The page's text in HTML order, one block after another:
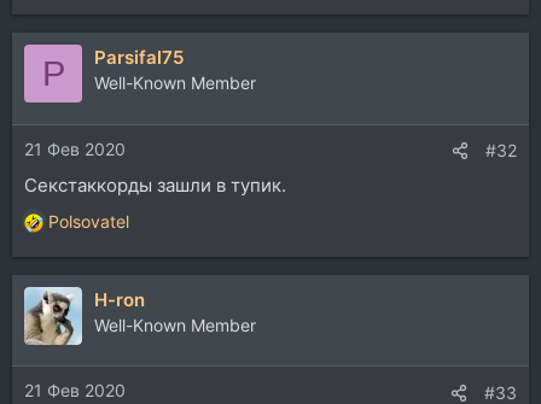
е
а
и
и
:
P Parsifal75
Well-Known Member
21 Фев 2020 #32
Секстаккорды зашли в тупик.
Р
е
а
к
ц
и
и
:
Polsovatel
H-ron
Well-Known Member
21 Фев 2020 #33